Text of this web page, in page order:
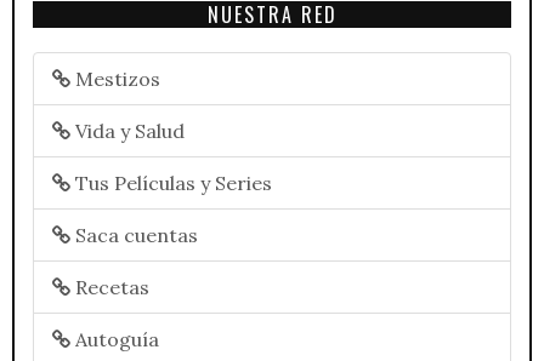
NUESTRA RED
Mestizos
Vida y Salud
Tus Películas y Series
Saca cuentas
Recetas
Autoguía